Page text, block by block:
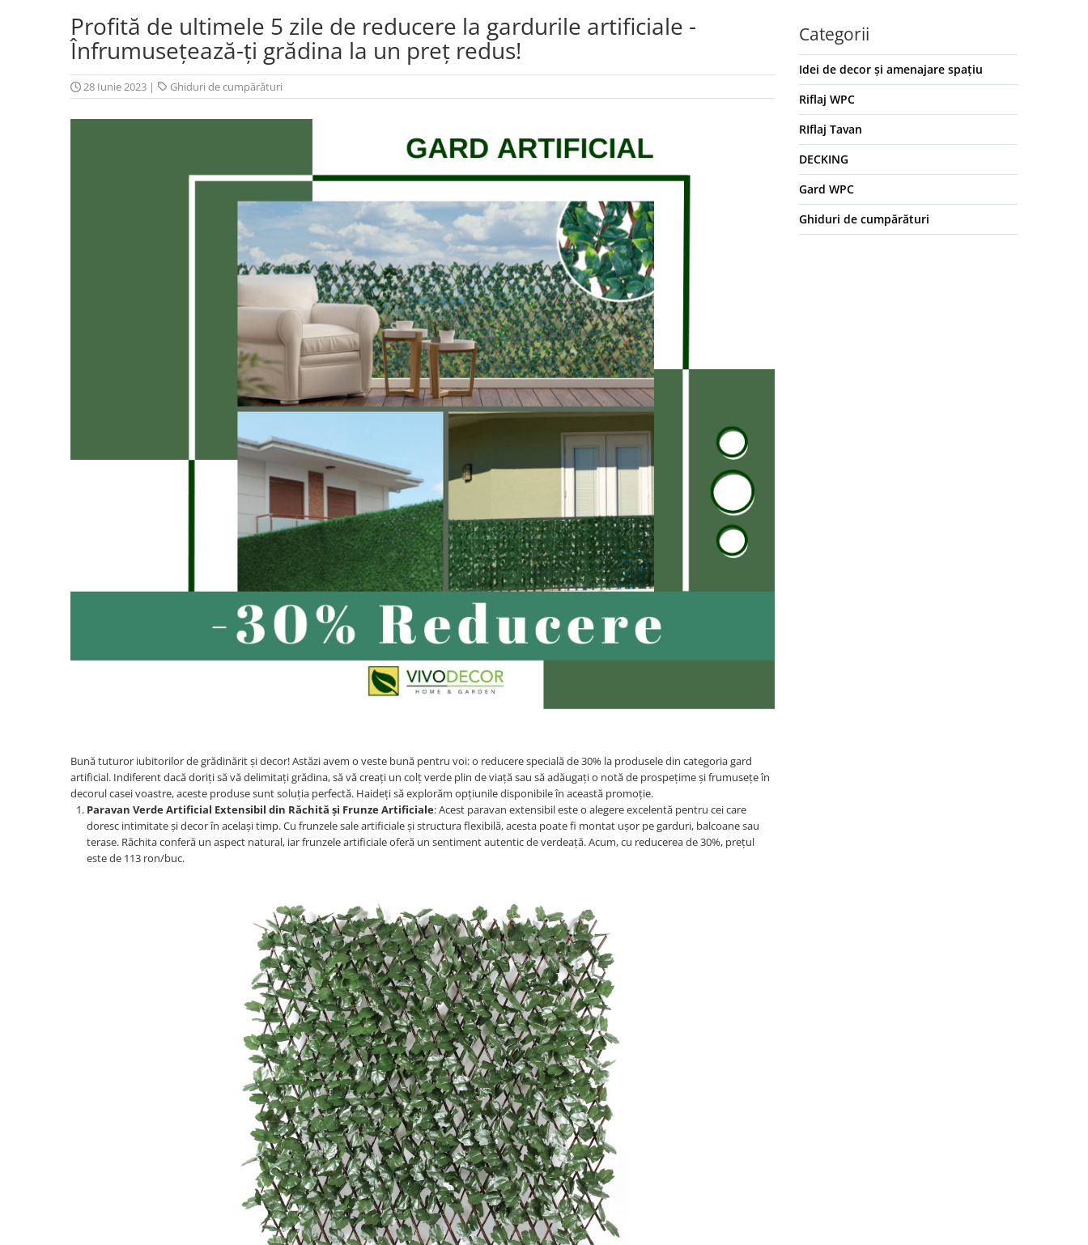
Profită de ultimele 5 zile de reducere la gardurile artificiale -
Înfrumusețează-ți grădina la un preț redus!
28 Iunie 2023 | Ghiduri de cumpărături
Bună tuturor iubitorilor de grădinărit și decor! Astăzi avem o veste bună pentru voi: o reducere specială de 30% la produsele din categoria gard
artificial. Indiferent dacă doriți să vă delimitați grădina, să vă creați un colț verde plin de viață sau să adăugați o notă de prospețime și frumusețe în
decorul casei voastre, aceste produse sunt soluția perfectă. Haideți să explorăm opțiunile disponibile în această promoție.
Paravan Verde Artificial Extensibil din Răchită și Frunze Artificiale: Acest paravan extensibil este o alegere excelentă pentru cei care
doresc intimitate și decor în același timp. Cu frunzele sale artificiale și structura flexibilă, acesta poate fi montat ușor pe garduri, balcoane sau
terase. Răchita conferă un aspect natural, iar frunzele artificiale oferă un sentiment autentic de verdeață. Acum, cu reducerea de 30%, prețul
este de 113 ron/buc.
Categorii
Idei de decor și amenajare spațiu
Riflaj WPC
RIflaj Tavan
DECKING
Gard WPC
Ghiduri de cumpărături